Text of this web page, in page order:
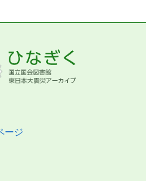
ージ